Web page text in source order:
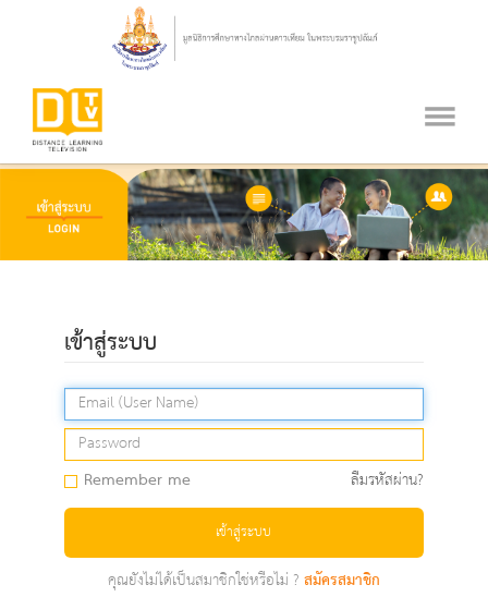
เข้าสู่ระบบ
Remember me ลืมรหัสผ่าน?
เข้าสู่ระบบ
คุณยังไม่ได้เป็นสมาชิกใช่หรือไม่ ?สมัครสมาชิก